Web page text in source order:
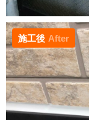
施工後 After